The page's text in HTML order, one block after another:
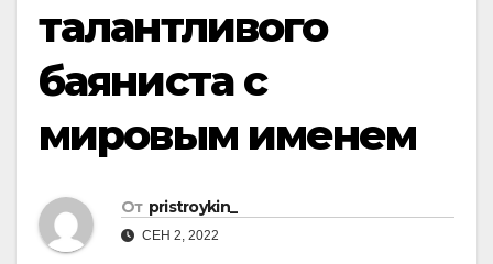
талантливого
баяниста с
мировым именем
От pristroykin_
СЕН 2, 2022